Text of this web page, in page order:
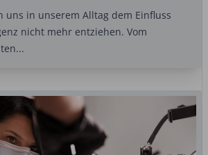
uns in unserem Alltag dem Einfluss
nicht mehr entziehen. Vom